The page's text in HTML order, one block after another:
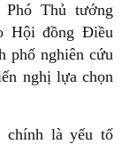
Thủ tướng
Hội đồng Điều
phố nghiên cứu
nghị lựa chọn
chính là yếu tố